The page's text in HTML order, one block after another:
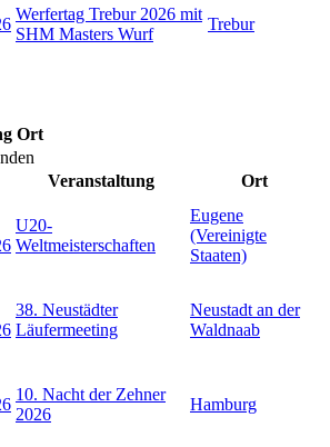
Werfertag Trebur 2026 mit
SHM Masters Wurf
Trebur
Ort
Veranstaltung Ort
U20-
Weltmeisterschaften
Eugene
(Vereinigte
Staaten)
38. Neustädter
Läufermeeting
Neustadt an der
Waldnaab
10. Nacht der Zehner
2026
Hamburg